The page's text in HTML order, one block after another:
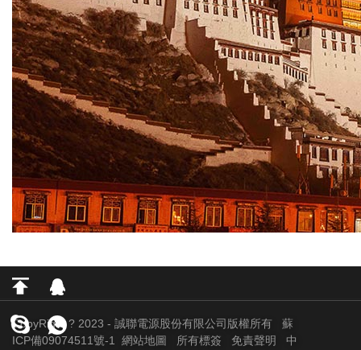
CopyRight ? 2023 - 誠聯電源股份有限公司版權所有 蘇
ICP備09074511號-1
網站地圖 所有標簽 免責聲明
中